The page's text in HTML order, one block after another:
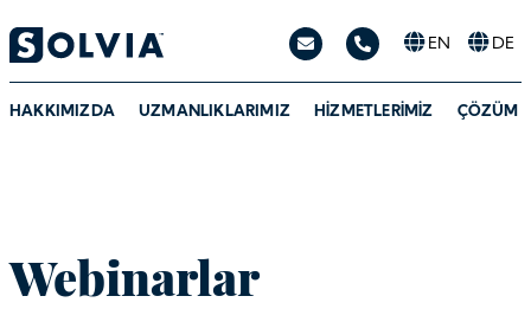
EN DE
HAKKIMIZDA UZMANLIKLARIMIZ HIZMETLERIMIZ ÇÖZÜM
Webinarlar